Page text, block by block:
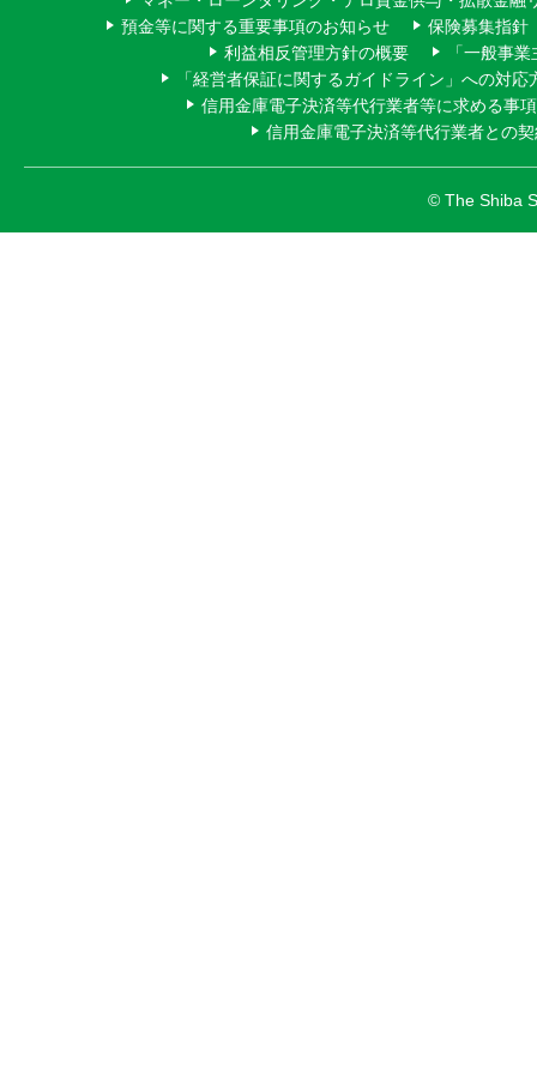
預金等に関する重要事項のお知らせ
保険募集指針
利益相反管理方針の概要
「一般事
「経営者保証に関するガイドライン」への対応
信用金庫電子決済等代行業者等に求める事
信用金庫電子決済等代行業者との
© The Shiba